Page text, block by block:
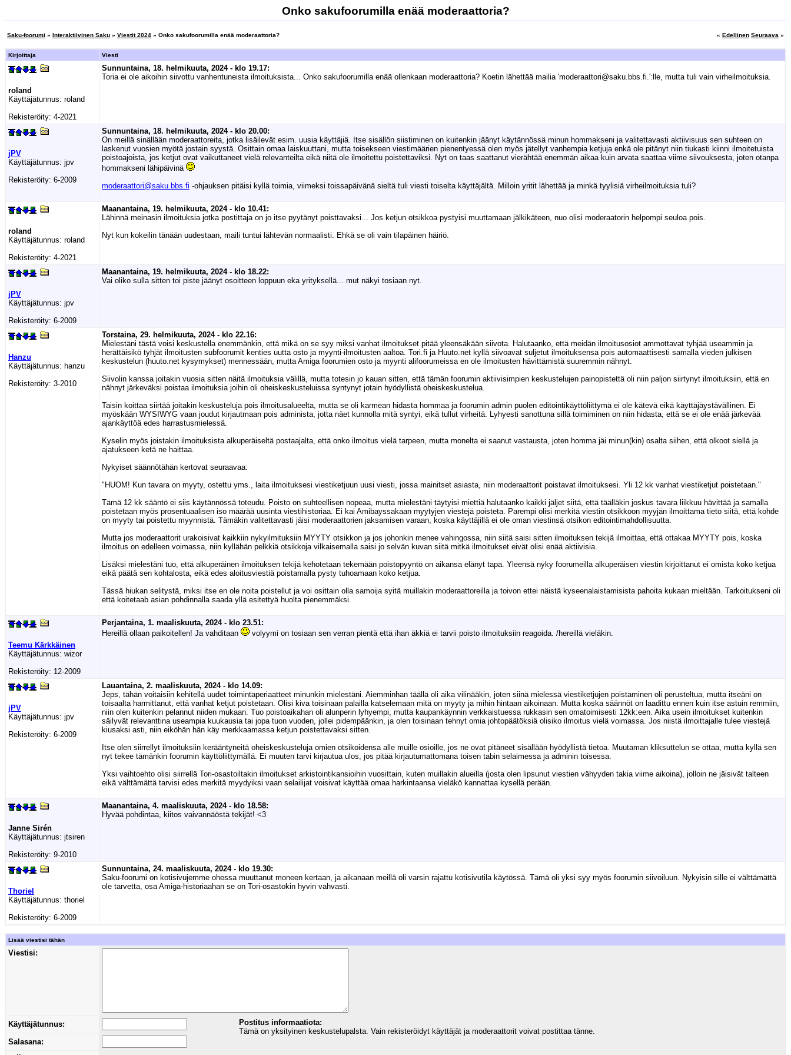
Onko sakufoorumilla enää moderaattoria?
Saku-foorumi » Interaktiivinen Saku » Viestit 2024 » Onko sakufoorumilla enää moderaattoria? « Edellinen Seuraava »
Kirjoittaja Viesti
roland
Käyttäjätunnus: roland
Rekisteröity: 4-2021
Sunnuntaina, 18. helmikuuta, 2024 - klo 19.17:
Toria ei ole aikoihin siivottu vanhentuneista ilmoituksista... Onko sakufoorumilla enää ollenkaan moderaattoria? Koetin lähettää mailia 'moderaattori@saku.bbs.fi.':lle, mutta tuli vain virheilmoituksia.
jPV
Käyttäjätunnus: jpv
Rekisteröity: 6-2009
Sunnuntaina, 18. helmikuuta, 2024 - klo 20.00:
On meillä sinällään moderaattoreita, jotka lisäilevät esim. uusia käyttäjiä. Itse sisällön siistiminen on kuitenkin jäänyt käytännössä minun hommakseni ja valitettavasti aktiivisuus sen suhteen on
laskenut vuosien myötä jostain syystä. Osittain omaa laiskuuttani, mutta toisekseen viestimäärien pienentyessä olen myös jätellyt vanhempia ketjuja enkä ole pitänyt niin tiukasti kiinni ilmoitetuista
poistoajoista, jos ketjut ovat vaikuttaneet vielä relevanteilta eikä niitä ole ilmoitettu poistettaviksi. Nyt on taas saattanut vierähtää enemmän aikaa kuin arvata saattaa viime siivouksesta, joten otanpa
hommakseni lähipäivinä
moderaattori@saku.bbs.fi -ohjauksen pitäisi kyllä toimia, viimeksi toissapäivänä sieltä tuli viesti toiselta käyttäjältä. Milloin yritit lähettää ja minkä tyylisiä virheilmoituksia tuli?
roland
Käyttäjätunnus: roland
Rekisteröity: 4-2021
Maanantaina, 19. helmikuuta, 2024 - klo 10.41:
Lähinnä meinasin ilmoituksia jotka postittaja on jo itse pyytänyt poisttavaksi... Jos ketjun otsikkoa pystyisi muuttamaan jälkikäteen, nuo olisi moderaatorin helpompi seuloa pois.
Nyt kun kokeilin tänään uudestaan, maili tuntui lähtevän normaalisti. Ehkä se oli vain tilapäinen häiriö.
jPV
Käyttäjätunnus: jpv
Rekisteröity: 6-2009
Maanantaina, 19. helmikuuta, 2024 - klo 18.22:
Vai oliko sulla sitten toi piste jäänyt osoitteen loppuun eka yrityksellä... mut näkyi tosiaan nyt.
Hanzu
Käyttäjätunnus: hanzu
Rekisteröity: 3-2010
Torstaina, 29. helmikuuta, 2024 - klo 22.16:
Mielestäni tästä voisi keskustella enemmänkin, että mikä on se syy miksi vanhat ilmoitukset pitää yleensäkään siivota. Halutaanko, että meidän ilmoitusosiot ammottavat tyhjää useammin ja
herättäisikö tyhjät ilmoitusten subfoorumit kenties uutta osto ja myynti-ilmoitusten aaltoa. Tori.fi ja Huuto.net kyllä siivoavat suljetut ilmoituksensa pois automaattisesti samalla vieden julkisen
keskustelun (huuto.net kysymykset) mennessään, mutta Amiga foorumien osto ja myynti alifoorumeissa en ole ilmoitusten hävittämistä suuremmin nähnyt.
Siivolin kanssa joitakin vuosia sitten näitä ilmoituksia välillä, mutta totesin jo kauan sitten, että tämän foorumin aktiivisimpien keskustelujen painopistettä oli niin paljon siirtynyt ilmoituksiin, että en
nähnyt järkeväksi poistaa ilmoituksia joihin oli oheiskeskusteluissa syntynyt jotain hyödyllistä oheiskeskustelua.
Taisin koittaa siirtää joitakin keskusteluja pois ilmoitusalueelta, mutta se oli karmean hidasta hommaa ja foorumin admin puolen editointikäyttöliittymä ei ole kätevä eikä käyttäjäystävällinen. Ei
myöskään WYSIWYG vaan joudut kirjautmaan pois administa, jotta näet kunnolla mitä syntyi, eikä tullut virheitä. Lyhyesti sanottuna sillä toimiminen on niin hidasta, että se ei ole enää järkevää
ajankäyttöä edes harrastusmielessä.
Kyselin myös joistakin ilmoituksista alkuperäiseltä postaajalta, että onko ilmoitus vielä tarpeen, mutta monelta ei saanut vastausta, joten homma jäi minun(kin) osalta siihen, että olkoot siellä ja
ajatukseen ketä ne haittaa.
Nykyiset säännötähän kertovat seuraavaa:
"HUOM! Kun tavara on myyty, ostettu yms., laita ilmoituksesi viestiketjuun uusi viesti, jossa mainitset asiasta, niin moderaattorit poistavat ilmoituksesi. Yli 12 kk vanhat viestiketjut poistetaan."
Tämä 12 kk sääntö ei siis käytännössä toteudu. Poisto on suhteellisen nopeaa, mutta mielestäni täytyisi miettiä halutaanko kaikki jäljet siitä, että täälläkin joskus tavara liikkuu hävittää ja samalla
poistetaan myös prosentuaalisen iso määrää uusinta viestihistoriaa. Ei kai Amibayssakaan myytyjen viestejä poisteta. Parempi olisi merkitä viestin otsikkoon myyjän ilmoittama tieto siitä, että kohde
on myyty tai poistettu myynnistä. Tämäkin valitettavasti jäisi moderaattorien jaksamisen varaan, koska käyttäjillä ei ole oman viestinsä otsikon editointimahdollisuutta.
Mutta jos moderaattorit urakoisivat kaikkiin nykyilmituksiin MYYTY otsikkon ja jos johonkin menee vahingossa, niin siitä saisi sitten ilmoituksen tekijä ilmoittaa, että ottakaa MYYTY pois, koska
ilmoitus on edelleen voimassa, niin kyllähän pelkkiä otsikkoja vilkaisemalla saisi jo selvän kuvan siitä mitkä ilmoitukset eivät olisi enää aktiivisia.
Lisäksi mielestäni tuo, että alkuperäinen ilmoituksen tekijä kehotetaan tekemään poistopyyntö on aikansa elänyt tapa. Yleensä nyky foorumeilla alkuperäisen viestin kirjoittanut ei omista koko ketjua
eikä päätä sen kohtalosta, eikä edes aloitusviestiä poistamalla pysty tuhoamaan koko ketjua.
Tässä hiukan selitystä, miksi itse en ole noita poistellut ja voi osittain olla samoija syitä muillakin moderaattoreilla ja toivon ettei näistä kyseenalaistamisista pahoita kukaan mieltään. Tarkoitukseni oli
että koitetaab asian pohdinnalla saada yllä esitettyä huolta pienemmäksi.
Teemu Kärkkäinen
Käyttäjätunnus: wizor
Rekisteröity: 12-2009
Perjantaina, 1. maaliskuuta, 2024 - klo 23.51:
Hereillä ollaan paikoitellen! Ja vahditaan
volyymi on tosiaan sen verran pientä että ihan äkkiä ei tarvii poisto ilmoituksiin reagoida. /hereillä vieläkin.
jPV
Käyttäjätunnus: jpv
Rekisteröity: 6-2009
Lauantaina, 2. maaliskuuta, 2024 - klo 14.09:
Jeps, tähän voitaisiin kehitellä uudet toimintaperiaatteet minunkin mielestäni. Aiemminhan täällä oli aika vilinääkin, joten siinä mielessä viestiketjujen poistaminen oli perusteltua, mutta itseäni on
toisaalta harmittanut, että vanhat ketjut poistetaan. Olisi kiva toisinaan palailla katselemaan mitä on myyty ja mihin hintaan aikoinaan. Mutta koska säännöt on laadittu ennen kuin itse astuin remmiin,
niin olen kuitenkin pelannut niiden mukaan. Tuo poistoaikahan oli alunperin lyhyempi, mutta kaupankäynnin verkkaistuessa rukkasin sen omatoimisesti 12kk:een. Aika usein ilmoitukset kuitenkin
säilyvät relevanttina useampia kuukausia tai jopa tuon vuoden, jollei pidempäänkin, ja olen toisinaan tehnyt omia johtopäätöksiä olisiko ilmoitus vielä voimassa. Jos niistä ilmoittajalle tulee viestejä
kiusaksi asti, niin eiköhän hän käy merkkaamassa ketjun poistettavaksi sitten.
Itse olen siirrellyt ilmoituksiin kerääntyneitä oheiskeskusteluja omien otsikoidensa alle muille osioille, jos ne ovat pitäneet sisällään hyödyllistä tietoa. Muutaman kliksuttelun se ottaa, mutta kyllä sen
nyt tekee tämänkin foorumin käyttöliittymällä. Ei muuten tarvi kirjautua ulos, jos pitää kirjautumattomana toisen tabin selaimessa ja adminin toisessa.
Yksi vaihtoehto olisi siirrellä Tori-osastoiltakin ilmoitukset arkistointikansioihin vuosittain, kuten muillakin alueilla (josta olen lipsunut viestien vähyyden takia viime aikoina), jolloin ne jäisivät talteen
eikä välttämättä tarvisi edes merkitä myydyiksi vaan selailijat voisivat käyttää omaa harkintaansa vieläkö kannattaa kysellä perään.
Janne Sirén
Käyttäjätunnus: jtsiren
Rekisteröity: 9-2010
Maanantaina, 4. maaliskuuta, 2024 - klo 18.58:
Hyvää pohdintaa, kiitos vaivannäöstä tekijät! <3
Thoriel
Käyttäjätunnus: thoriel
Rekisteröity: 6-2009
Sunnuntaina, 24. maaliskuuta, 2024 - klo 19.30:
Saku-foorumi on kotisivujemme ohessa muuttanut moneen kertaan, ja aikanaan meillä oli varsin rajattu kotisivutila käytössä. Tämä oli yksi syy myös foorumin siivoiluun. Nykyisin sille ei välttämättä
ole tarvetta, osa Amiga-historiaahan se on Tori-osastokin hyvin vahvasti.
Lisää viestisi tähän
Viestisi:
Käyttäjätunnus:
Postitus informaatiota:
Tämä on yksityinen keskustelupalsta. Vain rekisteröidyt käyttäjät ja moderaattorit voivat postittaa tänne.
Salasana: